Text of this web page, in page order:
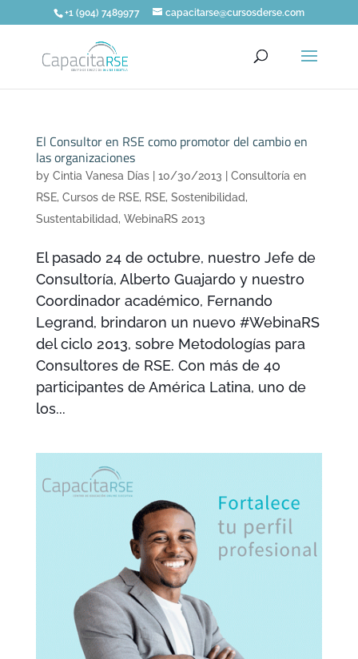
+1 (904) 7489977 capacitarse@cursosderse.com
El Consultor en RSE como promotor del cambio en
las organizaciones
by Cintia Vanesa Días| 10/30/2013
Consultoría en
RSE, Cursos de RSE, RSE, Sostenibilidad,
Sustentabilidad, WebinaRS 2013
El pasado 24 de octubre, nuestro Jefe de
Consultoría, Alberto Guajardo y nuestro
Coordinador académico, Fernando
Legrand, brindaron un nuevo #WebinaRS
del ciclo 2013, sobre Metodologías para
Consultores de RSE. Con más de 40
participantes de América Latina, uno de
los...